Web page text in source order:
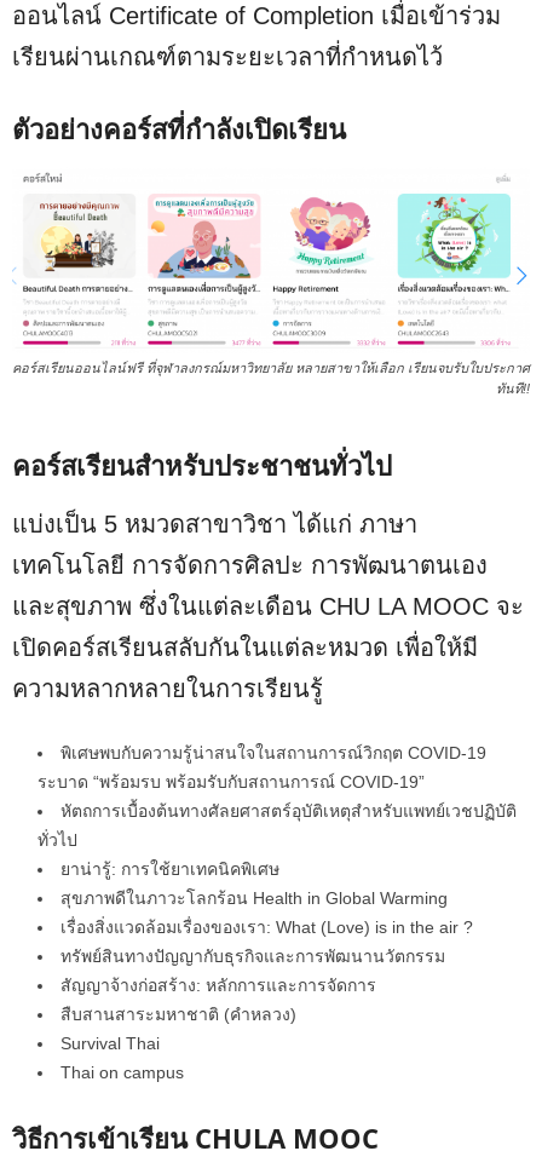
ออนไลน์ Certificate of Completion เมื่อเข้าร่วม
เรียนผ่านเกณฑ์ตามระยะเวลาที่กำหนดไว้
ตัวอย่างคอร์สที่กำลังเปิดเรียน
คอร์สเรียนออนไลน์ฟรี ที่จุฬาลงกรณ์มหาวิทยาลัย หลายสาขาให้เลือก เรียนจบรับใบประกาศ
ทันที!!
คอร์สเรียนสำหรับประชาชนทั่วไป
แบ่งเป็น 5 หมวดสาขาวิชา ได้แก่ ภาษา
เทคโนโลยี การจัดการศิลปะ การพัฒนาตนเอง
และสุขภาพ ซึ่งในแต่ละเดือน CHU LA MOOC จะ
เปิดคอร์สเรียนสลับกันในแต่ละหมวด เพื่อให้มี
ความหลากหลายในการเรียนรู้
พิเศษพบกับความรู้น่าสนใจในสถานการณ์วิกฤต COVID-19
ระบาด “พร้อมรบ พร้อมรับกับสถานการณ์ COVID-19”
หัตถการเบื้องต้นทางศัลยศาสตร์อุบัติเหตุสำหรับแพทย์เวชปฏิบัติ
ทั่วไป
ยาน่ารู้: การใช้ยาเทคนิคพิเศษ
สุขภาพดีในภาวะโลกร้อน Health in Global Warming
เรื่องสิ่งแวดล้อมเรื่องของเรา: What (Love) is in the air ?
ทรัพย์สินทางปัญญากับธุรกิจและการพัฒนานวัตกรรม
สัญญาจ้างก่อสร้าง: หลักการและการจัดการ
สืบสานสาระมหาชาติ (คำหลวง)
Survival Thai
Thai on campus
วิธีการเข้าเรียน CHULA MOOC